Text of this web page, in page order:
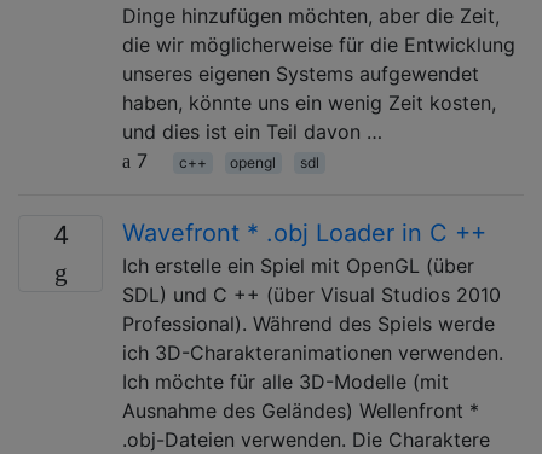
Dinge hinzufügen möchten, aber die Zeit,
die wir möglicherweise für die Entwicklung
unseres eigenen Systems aufgewendet
haben, könnte uns ein wenig Zeit kosten,
und dies ist ein Teil davon …
7
c++ opengl sdl
4 Wavefront * .obj Loader in C ++
Ich erstelle ein Spiel mit OpenGL (über
SDL) und C ++ (über Visual Studios 2010
Professional). Während des Spiels werde
ich 3D-Charakteranimationen verwenden.
Ich möchte für alle 3D-Modelle (mit
Ausnahme des Geländes) Wellenfront *
.obj-Dateien verwenden. Die Charaktere